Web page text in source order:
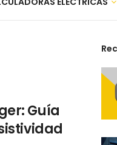
Guía